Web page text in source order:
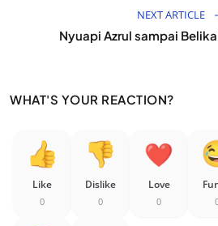
NEXT ARTICLE
Nyuapi Azrul sampai
WHAT'S YOUR REACTION?
Like
0
Dislike
0
Love
0